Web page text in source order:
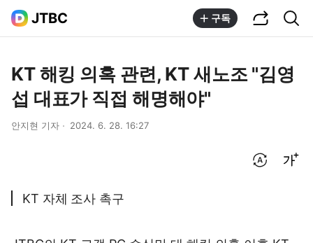
JTBC 구독
KT 해킹 의혹 관련, KT 새노조 "김영
섭 대표가 직접 해명해야"
안지현 기자 2024. 6. 28. 16:27
KT 자체 조사 촉구